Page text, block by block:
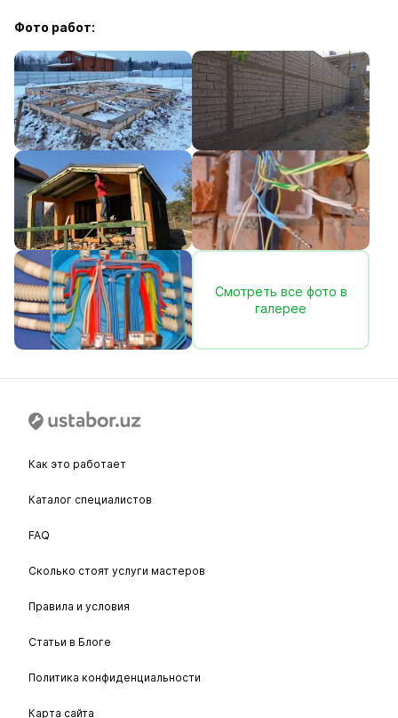
Фото работ:
Смотреть все фото в
галерее
Как это работает
Каталог специалистов
FAQ
Сколько стоят услуги мастеров
Правила и условия
Статьи в Блоге
Политика конфиденциальности
Карта сайта